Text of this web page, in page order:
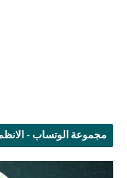
مجموعة الوتساب -